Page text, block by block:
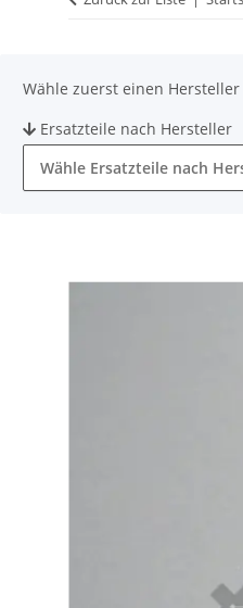
Wähle zuerst einen
Ersatzteile nach Hersteller
Wähle Ersatzteile nach